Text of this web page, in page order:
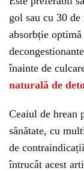
gol sau cu 30
absorbție
înainte de
naturală de
Ceaiul de hrean
sănătate, cu
de
întrucât acest